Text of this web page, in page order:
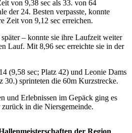
von 9,38 sec als 33. von 64
der 24. Besten verpasste, konnte
Zeit von 9,12 sec erreichen.
– konnte sie ihre Laufzeit weiter
Lauf. Mit 8,96 sec erreichte sie in der
(9,58 sec; Platz 42) und Leonie Dams
30.) sprinteten die 60m Kurzstrecke.
und Erlebnissen im Gepäck ging es
in die Niersgemeinde.
der Region